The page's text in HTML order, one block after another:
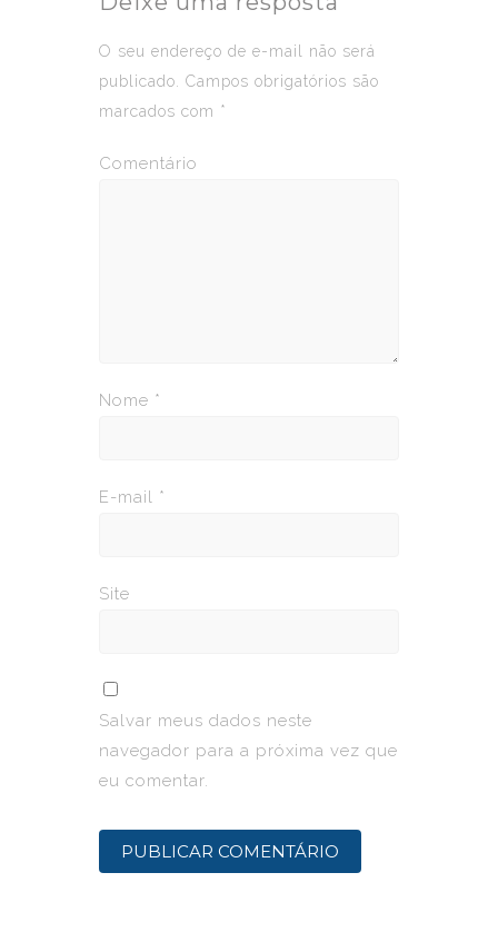
O seu endereço de e-mail não será
publicado.
Campos obrigatórios são
marcados com *
Comentário
Nome *
E-mail *
Site
Salvar meus dados neste
navegador para a próxima vez que
eu comentar.